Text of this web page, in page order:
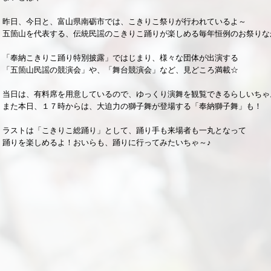
昨日、今日と、富山県南砺市では、こきりこ祭りが行われているよ～
五箇山を代表する、伝統民謡のこきりこ踊りが楽しめる毎年恒例のお祭り
「奉納こきりこ踊り特別披露」ではじまり、様々な団体が出演する
「五箇山民謡の競演会」や、「舞台競演会」など、見どころ満載☆
当日は、有料席を用意しているので、ゆっくり演舞を観覧できるらしいち
また本日、１７時からは、大迫力の獅子舞が登場する「奉納獅子舞」も！
ラストは「こきりこ総踊り」として、踊り手も来場者も一丸となって
踊りを楽しめるよ！おいらも、踊りに行ってみたいちゃ～♪